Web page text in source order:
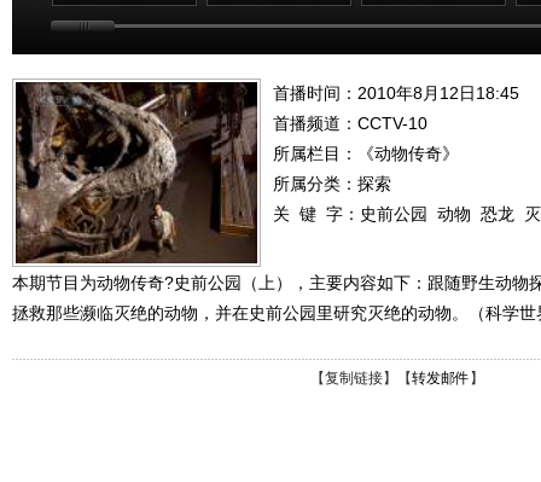
首播时间：2010年8月12日18:45
首播频道： CCTV-10
所属栏目：
《动物传奇》
所属分类：探索
关 键 字： 史前公园 动物 恐龙
本期节目为动物传奇?史前公园（上），主要内容如下：跟随野生动物
拯救那些濒临灭绝的动物，并在史前公园里研究灭绝的动物。（科学
【复制链接】【转发邮件 】